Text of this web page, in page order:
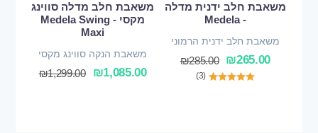
משאבת חלב ידנית מדלה
- Medela
משאבת חלב ידנית הרמוני
₪265.00
₪285.00
(3)
משאבת חלב מדלה סווינג
מקסי - Medela Swing
Maxi
משאבת הנקה סווינג מקסי
₪1,085.00
₪1,299.00